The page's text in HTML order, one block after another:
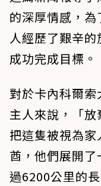
的深厚情感，
人經歷了艱辛
成功完成目標。
對於卡內科爾
主人來說，「
把這隻被視為
酋，他們展開
過6200公里的